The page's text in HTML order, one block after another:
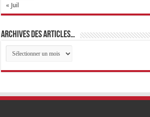
« Juil
Archives des articles…
Archives
des
articles…